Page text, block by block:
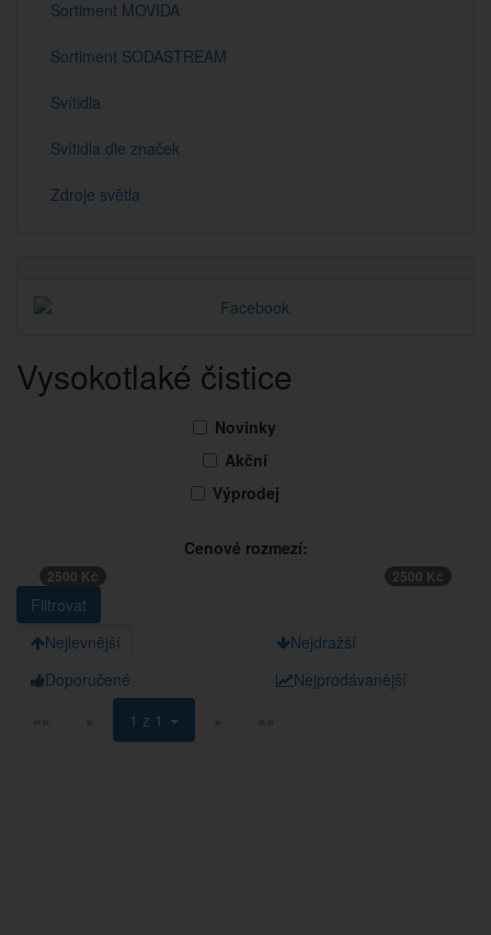
Sortiment MOVIDA
Sortiment SODASTREAM
Svítidla
Svítidla dle značek
Zdroje světla
Vysokotlaké čistice
Novinky
Akční
Výprodej
Cenové rozmezí:
2500 Kč 2500 Kč
Nejlevnější
Nejdražší
Doporučené
Nejprodávanější
««
« 1 z 1 » »»